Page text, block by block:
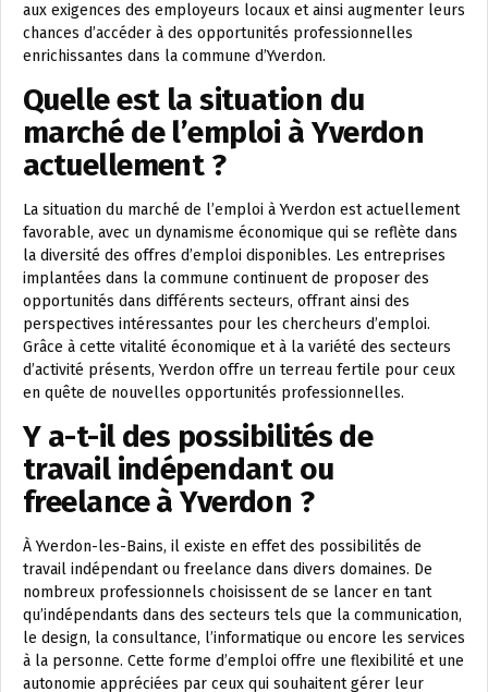
aux exigences des employeurs locaux et ainsi augmenter leurs
chances d’accéder à des opportunités professionnelles
enrichissantes dans la commune d’Yverdon.
Quelle est la situation du
marché de l’emploi à Yverdon
actuellement ?
La situation du marché de l’emploi à Yverdon est actuellement
favorable, avec un dynamisme économique qui se reflète dans
la diversité des offres d’emploi disponibles. Les entreprises
implantées dans la commune continuent de proposer des
opportunités dans différents secteurs, offrant ainsi des
perspectives intéressantes pour les chercheurs d’emploi.
Grâce à cette vitalité économique et à la variété des secteurs
d’activité présents, Yverdon offre un terreau fertile pour ceux
en quête de nouvelles opportunités professionnelles.
Y a-t-il des possibilités de
travail indépendant ou
freelance à Yverdon ?
À Yverdon-les-Bains, il existe en effet des possibilités de
travail indépendant ou freelance dans divers domaines. De
nombreux professionnels choisissent de se lancer en tant
qu’indépendants dans des secteurs tels que la communication,
le design, la consultance, l’informatique ou encore les services
à la personne. Cette forme d’emploi offre une flexibilité et une
autonomie appréciées par ceux qui souhaitent gérer leur